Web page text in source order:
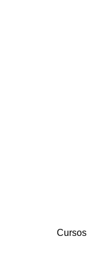
Cursos